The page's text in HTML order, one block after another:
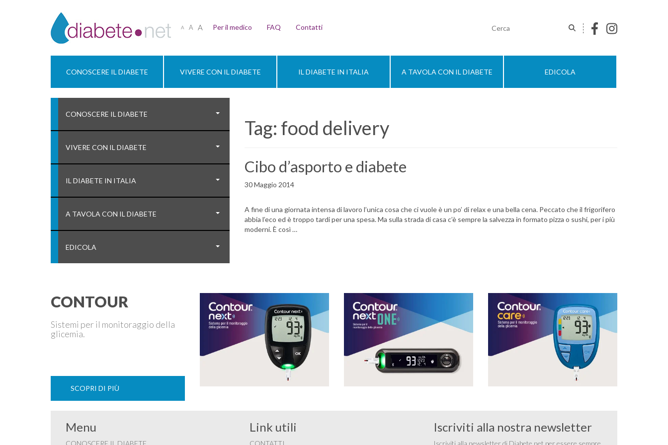
A A A Per il medico FAQ Contatti
CONOSCERE IL DIABETE VIVERE CON IL DIABETE IL DIABETE IN ITALIA A TAVOLA CON IL DIABETE EDICOLA
CONOSCERE IL DIABETE
VIVERE CON IL DIABETE
IL DIABETE IN ITALIA
A TAVOLA CON IL DIABETE
EDICOLA
Tag: food delivery
Cibo d’asporto e diabete
30 Maggio 2014
A fine di una giornata intensa di lavoro l’unica cosa che ci vuole è un po’ di relax e una bella cena. Peccato che il frigorifero
abbia l’eco ed è troppo tardi per una spesa. Ma sulla strada di casa c’è sempre la salvezza in formato pizza o sushi, per i più
moderni. È così …
CONTOUR
Sistemi per il monitoraggio della
glicemia.
SCOPRI DI PIÙ
Menu
CONOSCERE IL DIABETE
Link utili
CONTATTI
Iscriviti alla nostra newsletter
Iscriviti alla newsletter di Diabete.net per essere sempre